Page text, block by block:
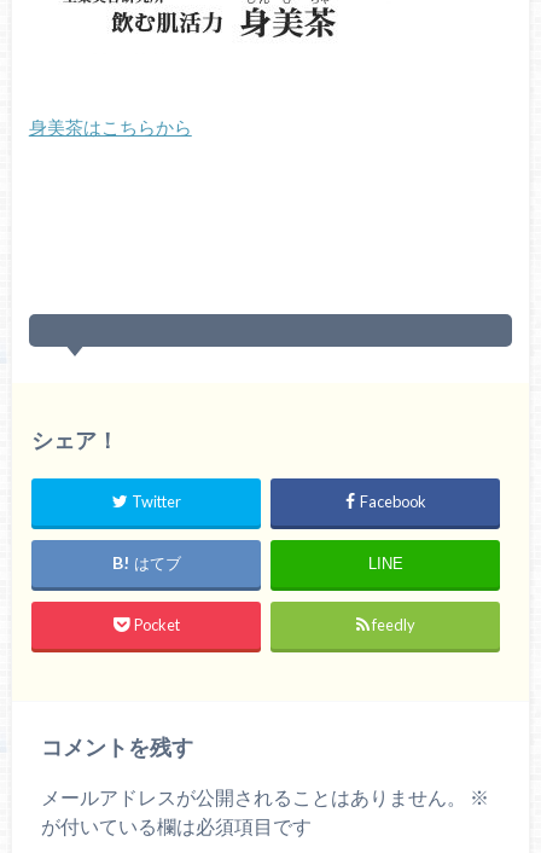
身美茶はこちらから
シェア！
Twitter Facebook
はてブ LINE
Pocket feedly
コメントを残す
メールアドレスが公開されることはありません。
※
が付いている欄は必須項目です